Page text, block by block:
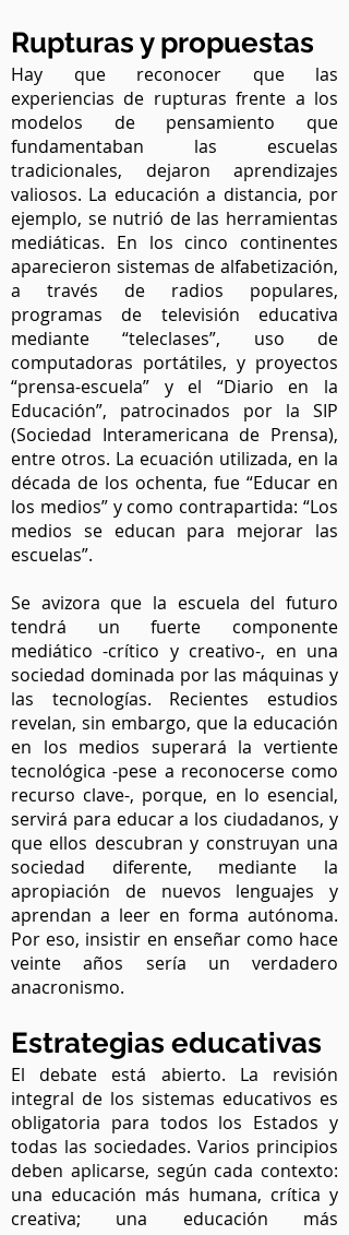
Rupturas y propuestas
Hay que reconocer que las
experiencias de rupturas frente a los
modelos de pensamiento que
fundamentaban las escuelas
tradicionales, dejaron aprendizajes
valiosos. La educación a distancia, por
ejemplo, se nutrió de las herramientas
mediáticas. En los cinco continentes
aparecieron sistemas de alfabetización,
a través de radios populares,
programas de televisión educativa
mediante “teleclases”, uso de
computadoras portátiles, y proyectos
“prensa-escuela” y el “Diario en la
Educación”, patrocinados por la SIP
(Sociedad Interamericana de Prensa),
entre otros. La ecuación utilizada, en la
década de los ochenta, fue “Educar en
los medios” y como contrapartida: “Los
medios se educan para mejorar las
escuelas”.
Se avizora que la escuela del futuro
tendrá un fuerte componente
mediático -crítico y creativo-, en una
sociedad dominada por las máquinas y
las tecnologías. Recientes estudios
revelan, sin embargo, que la educación
en los medios superará la vertiente
tecnológica -pese a reconocerse como
recurso clave-, porque, en lo esencial,
servirá para educar a los ciudadanos, y
que ellos descubran y construyan una
sociedad diferente, mediante la
apropiación de nuevos lenguajes y
aprendan a leer en forma autónoma.
Por eso, insistir en enseñar como hace
veinte años sería un verdadero
anacronismo.
Estrategias educativas
El debate está abierto. La revisión
integral de los sistemas educativos es
obligatoria para todos los Estados y
todas las sociedades. Varios principios
deben aplicarse, según cada contexto:
una educación más humana, crítica y
creativa; una educación más